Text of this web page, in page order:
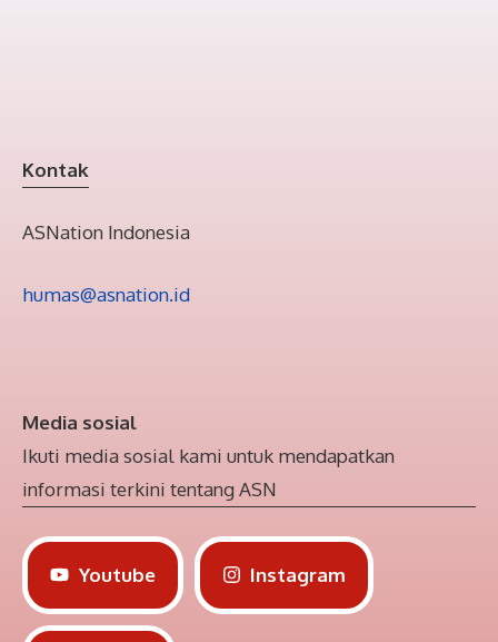
Kontak
ASNation Indonesia
humas@asnation.id
Media sosial
Ikuti media sosial kami untuk mendapatkan
informasi terkini tentang ASN
Youtube Instagram